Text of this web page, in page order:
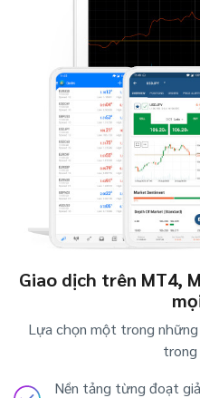
Giao dịch trên MT4,
Lựa chọn một trong
trong
Nền tảng từng đoạt